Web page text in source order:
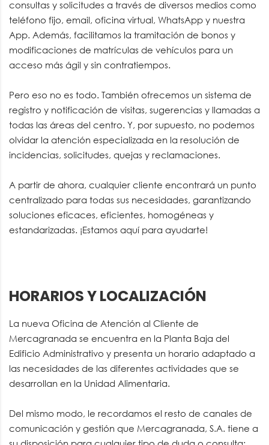
consultas y solicitudes a través de diversos medios como
teléfono fijo, email, oficina virtual, WhatsApp y nuestra
App. Además, facilitamos la tramitación de bonos y
modificaciones de matrículas de vehículos para un
acceso más ágil y sin contratiempos.
Pero eso no es todo. También ofrecemos un sistema de
registro y notificación de visitas, sugerencias y llamadas a
todas las áreas del centro. Y, por supuesto, no podemos
olvidar la atención especializada en la resolución de
incidencias, solicitudes, quejas y reclamaciones.
A partir de ahora, cualquier cliente encontrará un punto
centralizado para todas sus necesidades, garantizando
soluciones eficaces, eficientes, homogéneas y
estandarizadas. ¡Estamos aquí para ayudarte!
HORARIOS Y LOCALIZACIÓN
La nueva Oficina de Atención al Cliente de
Mercagranada se encuentra en la Planta Baja del
Edificio Administrativo y presenta un horario adaptado a
las necesidades de las diferentes actividades que se
desarrollan en la Unidad Alimentaria.
Del mismo modo, le recordamos el resto de canales de
comunicación y gestión que Mercagranada, S.A. tiene a